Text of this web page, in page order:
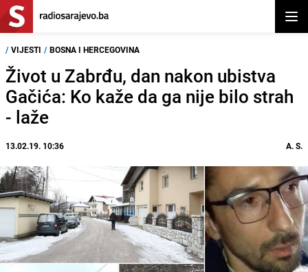
/ VIJESTI / BOSNA I HERCEGOVINA
Život u Zabrđu, dan nakon ubistva
Gačića: Ko kaže da ga nije bilo strah
- laže
13.02.19. 10:36 A. S.